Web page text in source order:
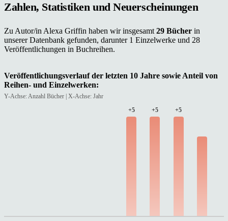
Zahlen, Statistiken und Neuerscheinungen
Zu Autor/in Alexa Griffin haben wir insgesamt 29 Bücher in
unserer Datenbank gefunden, darunter 1 Einzelwerke und 28
Veröffentlichungen in Buchreihen.
Veröffentlichungsverlauf der letzten 10 Jahre sowie Anteil von
Reihen- und Einzelwerken:
Y-Achse: Anzahl Bücher | X-Achse: Jahr
+5 +5 +5